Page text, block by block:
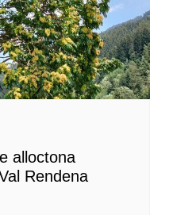
alloctona
Rendena